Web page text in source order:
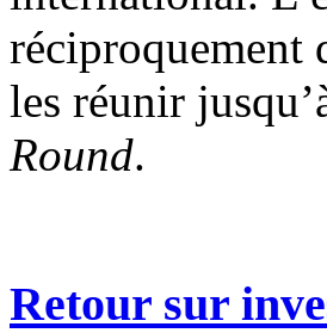
réciproquement
les réunir
Round.
Retour sur